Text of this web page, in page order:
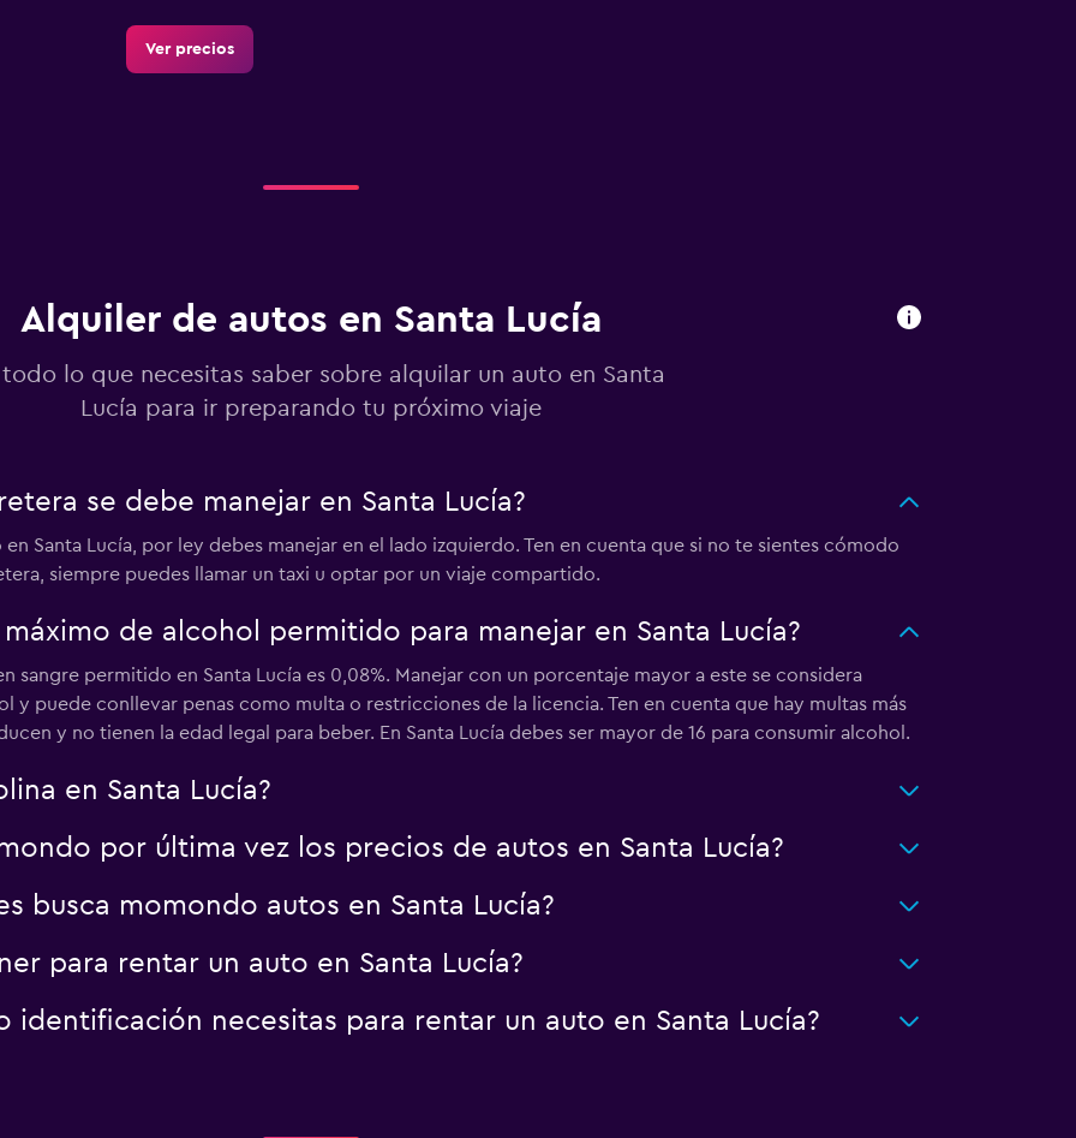
Ver precios
Ver precios
Ver precios
Alquiler de autos en Santa Lucía
lo que necesitas saber sobre alquilar un auto en Santa
Lucía para ir preparando tu próximo viaje
se debe manejar en Santa Lucía?
en Santa Lucía, por ley debes manejar en el lado izquierdo. Ten en cuenta que si no te sientes cómodo
siempre puedes llamar un taxi u optar por un viaje compartido.
de alcohol permitido para manejar en Santa Lucía?
sangre permitido en Santa Lucía es 0,08%. Manejar con un porcentaje mayor a este se considera
y puede conllevar penas como multa o restricciones de la licencia. Ten en cuenta que hay multas más
y no tienen la edad legal para beber. En Santa Lucía debes ser mayor de 16 para consumir alcohol.
en Santa Lucía?
por última vez los precios de autos en Santa Lucía?
busca momondo autos en Santa Lucía?
para rentar un auto en Santa Lucía?
identificación necesitas para rentar un auto en Santa Lucía?